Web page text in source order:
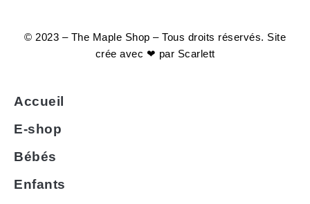
© 2023 – The Maple Shop – Tous droits réservés. Site
crée avec ❤ par Scarlett
Accueil
E-shop
Bébés
Enfants